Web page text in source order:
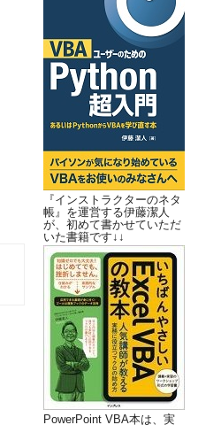
『インストラクターのネタ
帳』を運営する伊藤潔人
が、初めて書かせていただ
いた書籍です↓↓
PowerPoint VBA本は、実